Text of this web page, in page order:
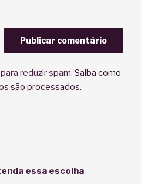
reduzir spam. Saiba como
são processados.
essa escolha